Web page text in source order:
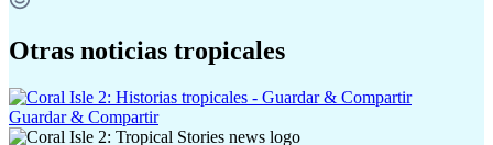
Otras noticias tropicales
Guardar & Compartir